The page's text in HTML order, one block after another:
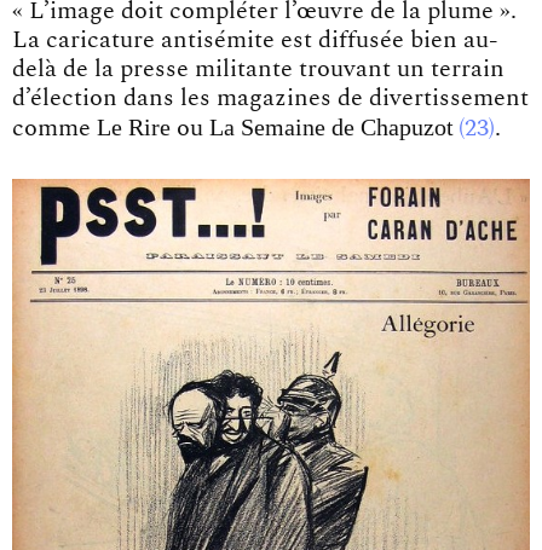
« L’image doit compléter l’œuvre de la plume ».
La caricature antisémite est diffusée bien au-
delà de la presse militante trouvant un terrain
d’élection dans les magazines de divertissement
comme Le Rire ou La Semaine de Chapuzot 23 .